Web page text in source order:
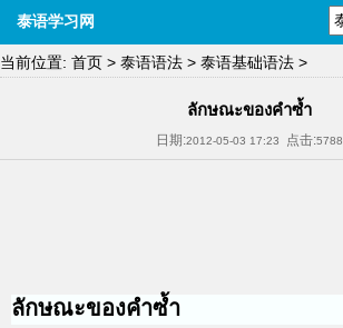
泰语学习网
当前位置: 首页 > 泰语语法 > 泰语基础语法 >
ลักษณะของคำซ้ำ
日期:2012-05-03 17:23 点击:5788
ลักษณะของคำซ้ำ